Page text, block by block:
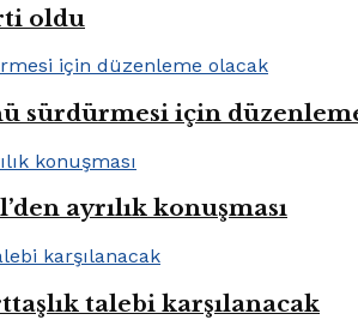
oldu
sürdürmesi için
ayrılık konuşması
talebi karşılanacak